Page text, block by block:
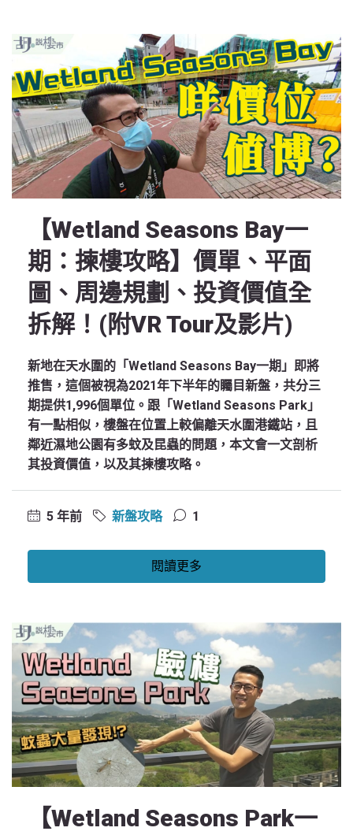
【Wetland Seasons Bay一
期：揀樓攻略】價單、平面
圖、周邊規劃、投資價值全
拆解！(附VR Tour及影片)
新地在天水圍的「Wetland Seasons Bay一期」即將
推售，這個被視為2021年下半年的矚目新盤，共分三
期提供1,996個單位。跟「Wetland Seasons Park」
有一點相似，樓盤在位置上較偏離天水圍港鐵站，且
鄰近濕地公園有多蚊及昆蟲的問題，本文會一文剖析
其投資價值，以及其揀樓攻略。
5 年前 新盤攻略 1
閱讀更多
【Wetland Seasons Park一